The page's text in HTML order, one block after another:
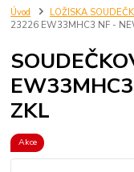
Úvod LOŽISKA
23226 EW33MHC3 NF -
ZKL
Akce